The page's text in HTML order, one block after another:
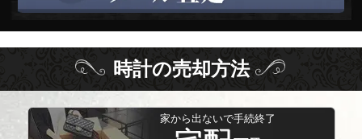
時計の売却方法
家から出ないで手続終了